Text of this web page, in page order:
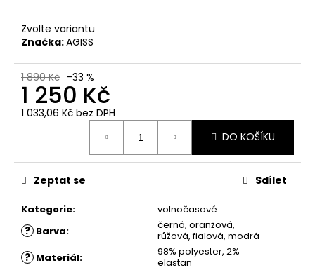
Zvolte variantu
Značka:AGISS
1 890 Kč –33 %
1 250 Kč
1 033,06 Kč bez DPH
DO KOŠÍKU
Kategorie: volnočasové
? Barva:
černá, oranžová,
růžová, fialová, modrá
? Materiál:
98% polyester, 2%
elastan
Zeptat se Sdílet
e
m
e
ŠATY
ŠATY
KRAJKOU
Kč